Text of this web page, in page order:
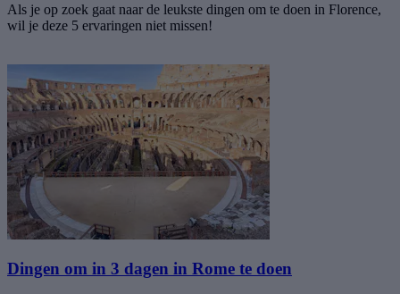
Als je op zoek gaat naar de leukste dingen om te doen in Florence,
wil je deze 5 ervaringen niet missen!
Dingen om in 3 dagen in Rome te doen